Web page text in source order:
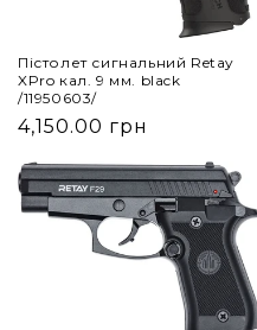
:
Пістолет сигнальний Retay
XPro кал. 9 мм. black
/11950603/
4,150.00 грн